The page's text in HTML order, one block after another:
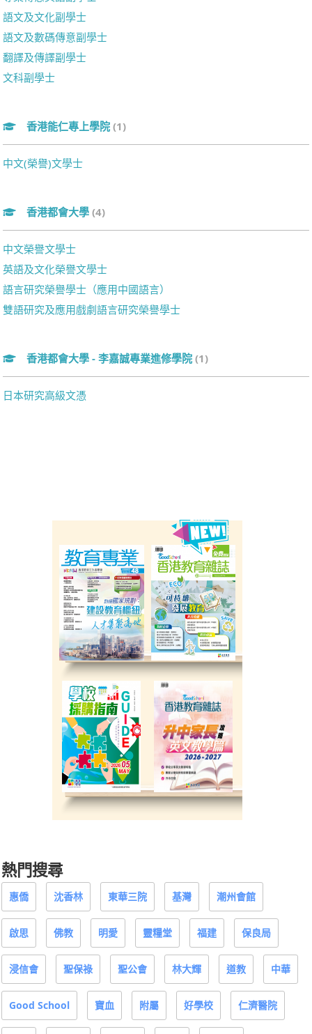
語文及文化副學士
語文及數碼傳意副學士
翻譯及傳譯副學士
文科副學士
香港能仁專上學院 (1)
中文(榮譽)文學士
香港都會大學 (4)
中文榮譽文學士
英語及文化榮譽文學士
語言研究榮譽學士（應用中國語言）
雙語研究及應用戲劇語言研究榮譽學士
香港都會大學 - 李嘉誠專業進修學院 (1)
日本研究高級文憑
熱門搜尋
惠僑 沈香林 東華三院 基灣 潮州會館
啟思 佛教 明愛 靈糧堂 福建 保良局
浸信會 聖保祿 聖公會 林大輝 道教 中華
Good School 寶血 附屬 好學校 仁濟醫院